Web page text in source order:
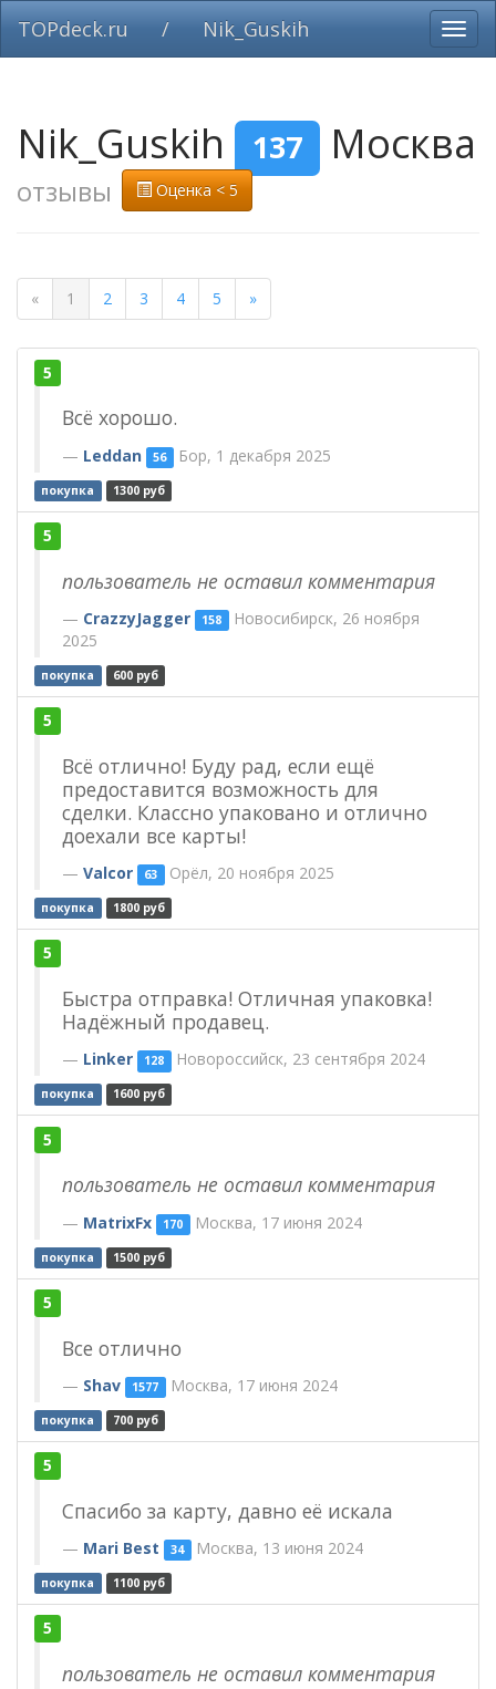
TOPdeck.ru / Nik_Guskih
Nik_Guskih 137 Москва
отзывы Оценка < 5
« 1 2 3 4 5 »
5
Всё хорошо.
Leddan 56 Бор, 1 декабря 2025
покупка 1300 руб
5
пользователь не оставил комментария
CrazzyJagger 158 Новосибирск, 26 ноября
2025
покупка 600 руб
5
Всё отлично! Буду рад, если ещё
предоставится возможность для
сделки. Классно упаковано и отлично
доехали все карты!
Valcor 63 Орёл, 20 ноября 2025
покупка 1800 руб
5
Быстра отправка! Отличная упаковка!
Надёжный продавец.
Linker 128 Новороссийск, 23 сентября 2024
покупка 1600 руб
5
пользователь не оставил комментария
MatrixFx 170 Мoсква, 17 июня 2024
покупка 1500 руб
5
Все отлично
Shav 1577 Москва, 17 июня 2024
покупка 700 руб
5
Спасибо за карту, давно её искала
Mari Best 34 Москва, 13 июня 2024
покупка 1100 руб
5
пользователь не оставил комментария